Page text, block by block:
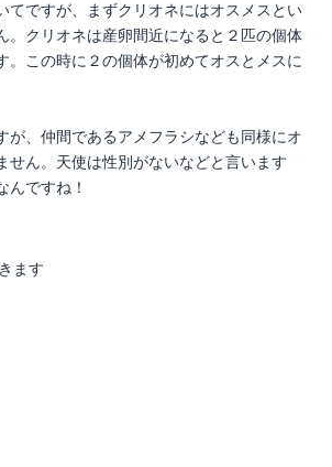
てですが、まずクリオネにはオスメスとい
。クリオネは産卵間近になると２匹の個体
。この時に２の個体が初めてオスとメスに
が、仲間であるアメフラシなども同様にオ
せん。天使は性別がないなどと言います
んですね！
ます